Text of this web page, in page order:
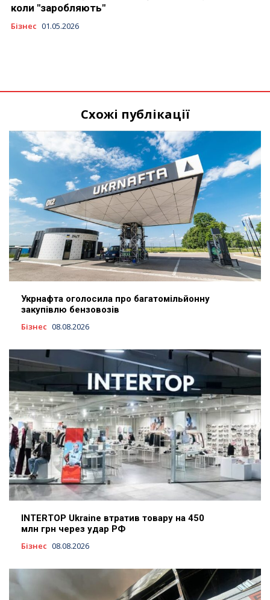
коли "заробляють"
Бізнес 01.05.2026
Схожі публікації
Укрнафта оголосила про багатомільйонну
закупівлю бензовозів
Бізнес 08.08.2026
INTERTOP Ukraine втратив товару на 450
млн грн через удар РФ
Бізнес 08.08.2026